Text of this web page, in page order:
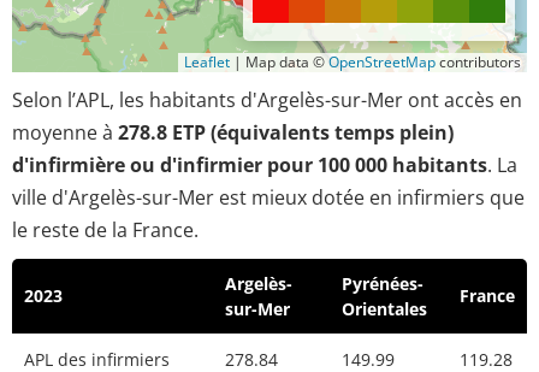
Leaflet | Map data ©OpenStreetMapcontributors
Selon l’APL, les habitants d'Argelès-sur-Mer ont accès en
moyenne à 278.8 ETP (équivalents temps plein)
d'infirmière ou d'infirmier pour 100 000 habitants. La
ville d'Argelès-sur-Mer est mieux dotée en infirmiers que
le reste de la France.
2023
Argelès-
sur-Mer
Pyrénées-
Orientales
France
APL des infirmiers 278.84 149.99 119.28